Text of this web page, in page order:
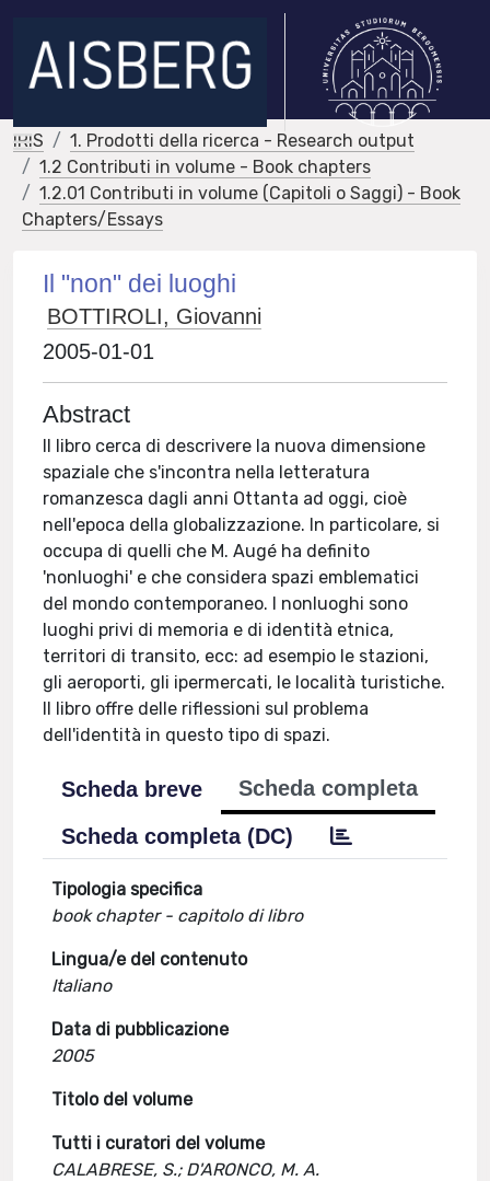
IRIS
1. Prodotti della ricerca - Research output
1.2 Contributi in volume - Book chapters
1.2.01 Contributi in volume (Capitoli o Saggi) - Book
Chapters/Essays
Il "non" dei luoghi
BOTTIROLI, Giovanni
2005-01-01
Abstract
Il libro cerca di descrivere la nuova dimensione
spaziale che s'incontra nella letteratura
romanzesca dagli anni Ottanta ad oggi, cioè
nell'epoca della globalizzazione. In particolare, si
occupa di quelli che M. Augé ha definito
'nonluoghi' e che considera spazi emblematici
del mondo contemporaneo. I nonluoghi sono
luoghi privi di memoria e di identità etnica,
territori di transito, ecc: ad esempio le stazioni,
gli aeroporti, gli ipermercati, le località turistiche.
Il libro offre delle riflessioni sul problema
dell'identità in questo tipo di spazi.
Scheda breve
Scheda completa
Scheda completa (DC)
Tipologia specifica
book chapter - capitolo di libro
Lingua/e del contenuto
Italiano
Data di pubblicazione
2005
Titolo del volume
Tutti i curatori del volume
CALABRESE, S.; D'ARONCO, M. A.